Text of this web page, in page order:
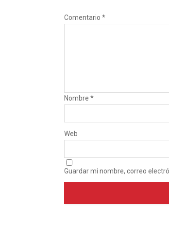
Comentario *
Nombre *
Web
Guardar mi nombre, correo